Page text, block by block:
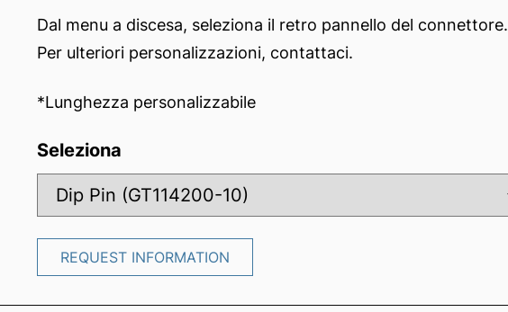
Dal menu a discesa, seleziona il retro pannello del connettore.
Per ulteriori personalizzazioni, contattaci.
*Lunghezza personalizzabile
Seleziona
REQUEST INFORMATION
REQUEST INFORMATION